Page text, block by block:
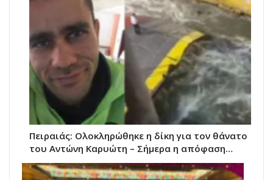
Πειραιάς: Ολοκληρώθηκε η δίκη για τον θάνατο
του Αντώνη Καρυώτη – Σήμερα η απόφαση…